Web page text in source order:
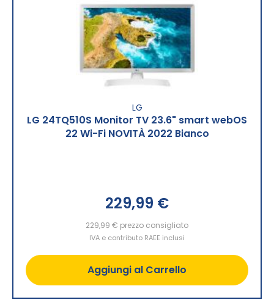
LG
LG 24TQ510S Monitor TV 23.6" smart webOS
22 Wi-Fi NOVITÀ 2022 Bianco
229,99 €
229,99 € prezzo consigliato
IVA e contributo RAEE inclusi
Aggiungi al Carrello